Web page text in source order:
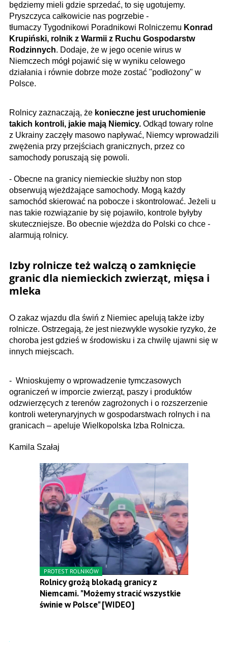
będziemy mieli gdzie sprzedać, to się ugotujemy.
Pryszczyca całkowicie nas pogrzebie -
tłumaczy Tygodnikowi Poradnikowi Rolniczemu Konrad
Krupiński, rolnik z Warmii z Ruchu Gospodarstw
Rodzinnych. Dodaje, że w jego ocenie wirus w
Niemczech mógł pojawić się w wyniku celowego
działania i równie dobrze może zostać "podłożony" w
Polsce.
Rolnicy zaznaczają, że konieczne jest uruchomienie
takich kontroli, jakie mają Niemicy. Odkąd towary rolne
z Ukrainy zaczęły masowo napływać, Niemcy wprowadzili
zwężenia przy przejściach granicznych, przez co
samochody poruszają się powoli.
- Obecne na granicy niemieckie służby non stop
obserwują wjeżdżające samochody. Mogą każdy
samochód skierować na pobocze i skontrolować. Jeżeli u
nas takie rozwiązanie by się pojawiło, kontrole byłyby
skuteczniejsze. Bo obecnie wjeżdża do Polski co chce -
alarmują rolnicy.
Izby rolnicze też walczą o zamknięcie
granic dla niemieckich zwierząt, mięsa i
mleka
O zakaz wjazdu dla świń z Niemiec apelują także izby
rolnicze. Ostrzegają, że jest niezwykle wysokie ryzyko, że
choroba jest gdzieś w środowisku i za chwilę ujawni się w
innych miejscach.
- Wnioskujemy o wprowadzenie tymczasowych
ograniczeń w imporcie zwierząt, paszy i produktów
odzwierzęcych z terenów zagrożonych i o rozszerzenie
kontroli weterynaryjnych w gospodarstwach rolnych i na
granicach – apeluje Wielkopolska Izba Rolnicza.
Kamila Szałaj
PROTEST ROLNIKÓW
Rolnicy grożą blokadą granicy z
Niemcami. "Możemy stracić wszystkie
świnie w Polsce" [WIDEO]